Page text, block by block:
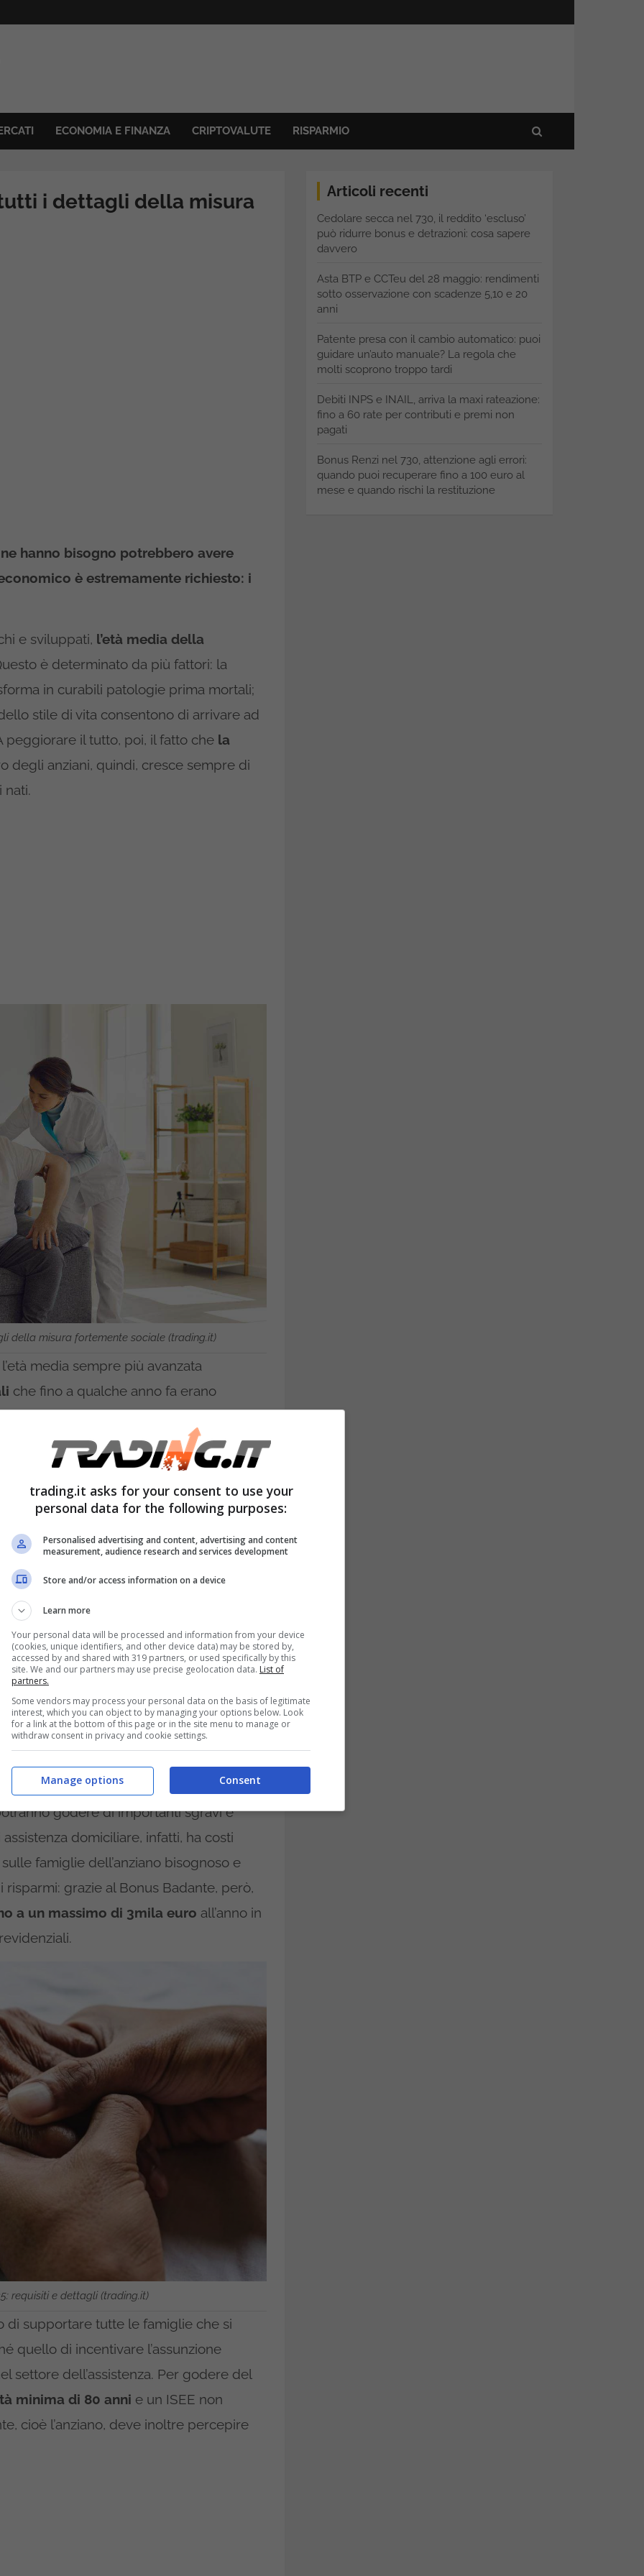
ECONOMIA E FINANZA CRIPTOVALUTE RISPARMIO
i dettagli della misura
hanno bisogno potrebbero avere
è estremamente richiesto: i
e sviluppati, l’età media della
è determinato da più fattori: la
in curabili patologie prima mortali;
stile di vita consentono di arrivare ad
peggiorare il tutto, poi, il fatto che la
degli anziani, quindi, cresce sempre di
della misura fortemente sociale (trading.it)
media sempre più avanzata
che fino a qualche anno fa erano
esempio la vasta richiesta di badanti,
si prendono cura degli anziani non più
la necessità di avere un aiuto in casa e
a tal proposito, potrebbe arrivare il
requisiti e dettagli
assunto una badante con regolare
godere di importanti sgravi e
domiciliare, infatti, ha costi
famiglie dell’anziano bisognoso e
grazie al Bonus Badante, però,
a un massimo di 3mila euro all’anno in
requisiti e dettagli (trading.it)
di supportare tutte le famiglie che si
quello di incentivare l’assunzione
settore dell’assistenza. Per godere del
minima di 80 anni e un ISEE non
cioè l’anziano, deve inoltre percepire
Articoli recenti
Cedolare secca nel 730, il reddito ‘escluso’
può ridurre bonus e detrazioni: cosa sapere
davvero
Asta BTP e CCTeu del 28 maggio: rendimenti
sotto osservazione con scadenze 5,10 e 20
anni
Patente presa con il cambio automatico: puoi
guidare un’auto manuale? La regola che
molti scoprono troppo tardi
Debiti INPS e INAIL, arriva la maxi rateazione:
fino a 60 rate per contributi e premi non
pagati
Bonus Renzi nel 730, attenzione agli errori:
quando puoi recuperare fino a 100 euro al
mese e quando rischi la restituzione
trading.it asks for your consent to use your
personal data for the following purposes:
Personalised advertising and content, advertising and content
measurement, audience research and services development
Store and/or access information on a device
Learn more
Your personal data will be processed and information from your device
(cookies, unique identifiers, and other device data) may be stored by,
accessed by and shared with 319 partners, or used specifically by this
site. We and our partners may use precise geolocation data. List of
partners.
Some vendors may process your personal data on the basis of legitimate
interest, which you can object to by managing your options below. Look
for a link at the bottom of this page or in the site menu to manage or
withdraw consent in privacy and cookie settings.
Consent
Manage options